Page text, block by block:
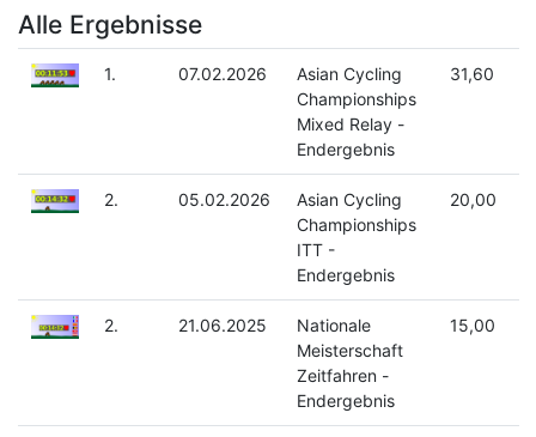
Alle Ergebnisse
1. 07.02.2026
Asian Cycling
Championships
Mixed Relay -
Endergebnis
31,60
2. 05.02.2026
Asian Cycling
Championships
ITT -
Endergebnis
20,00
2. 21.06.2025
Nationale
Meisterschaft
Zeitfahren -
Endergebnis
15,00